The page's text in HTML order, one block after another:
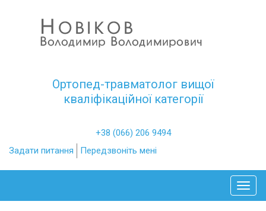
Ортопед-травматолог вищої
кваліфікаційної категорії
+38 (066) 206 9494
Задати питання
Передзвоніть мені